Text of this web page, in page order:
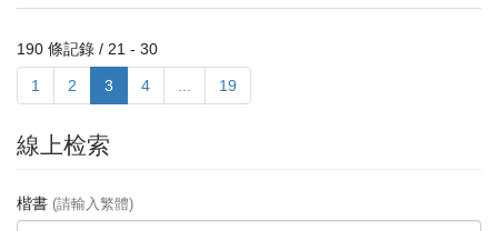
190 條記錄 / 21 - 30
1 2 3 4 19
線上检索
楷書 (請輸入繁體)